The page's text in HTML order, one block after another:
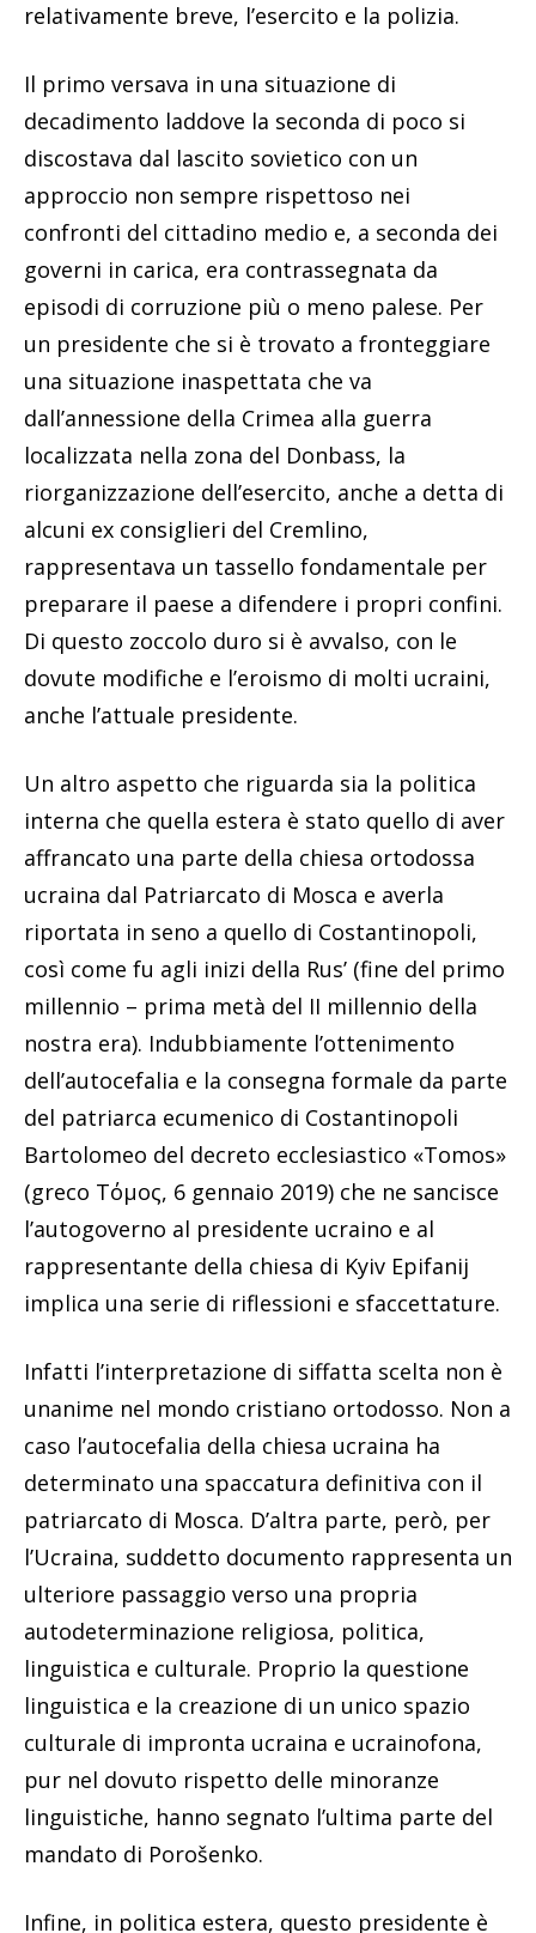
relativamente breve, l’esercito e la polizia.
Il primo versava in una situazione di
decadimento laddove la seconda di poco si
discostava dal lascito sovietico con un
approccio non sempre rispettoso nei
confronti del cittadino medio e, a seconda dei
governi in carica, era contrassegnata da
episodi di corruzione più o meno palese. Per
un presidente che si è trovato a fronteggiare
una situazione inaspettata che va
dall’annessione della Crimea alla guerra
localizzata nella zona del Donbass, la
riorganizzazione dell’esercito, anche a detta di
alcuni ex consiglieri del Cremlino,
rappresentava un tassello fondamentale per
preparare il paese a difendere i propri confini.
Di questo zoccolo duro si è avvalso, con le
dovute modifiche e l’eroismo di molti ucraini,
anche l’attuale presidente.
Un altro aspetto che riguarda sia la politica
interna che quella estera è stato quello di aver
affrancato una parte della chiesa ortodossa
ucraina dal Patriarcato di Mosca e averla
riportata in seno a quello di Costantinopoli,
così come fu agli inizi della Rus’ (fine del primo
millennio – prima metà del II millennio della
nostra era). Indubbiamente l’ottenimento
dell’autocefalia e la consegna formale da parte
del patriarca ecumenico di Costantinopoli
Bartolomeo del decreto ecclesiastico «Tomos»
(greco Τόμος, 6 gennaio 2019) che ne sancisce
l’autogoverno al presidente ucraino e al
rappresentante della chiesa di Kyiv Epifanij
implica una serie di riflessioni e sfaccettature.
Infatti l’interpretazione di siffatta scelta non è
unanime nel mondo cristiano ortodosso. Non a
caso l’autocefalia della chiesa ucraina ha
determinato una spaccatura definitiva con il
patriarcato di Mosca. D’altra parte, però, per
l’Ucraina, suddetto documento rappresenta un
ulteriore passaggio verso una propria
autodeterminazione religiosa, politica,
linguistica e culturale. Proprio la questione
linguistica e la creazione di un unico spazio
culturale di impronta ucraina e ucrainofona,
pur nel dovuto rispetto delle minoranze
linguistiche, hanno segnato l’ultima parte del
mandato di Porošenko.
Infine, in politica estera, questo presidente è